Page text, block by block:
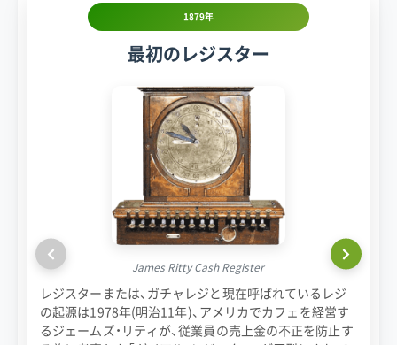
1879年
最初のレジスター
James Ritty Cash Register
レジスターまたは、ガチャレジと現在呼ばれているレジ
の起源は1978年(明治11年)、アメリカでカフェを経営す
るジェームズ・リティが、従業員の売上金の不正を防止す